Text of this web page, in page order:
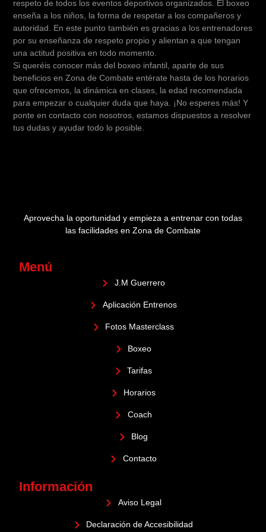
respeto de todos los eventos deportivos organizados. El boxeo
enseña a los niños, la forma de respetar a los compañeros y
autoridad. En este punto también es gracias a los entrenadores
por su enseñanza de respeto propio y alientan a que tengan
una actitud positiva en todo momento.
Si queréis conocer más del boxeo infantil, aparte de sus
beneficios en Zona de Combate entérate hasta de los horarios
que ofrecemos, la dinámica en clases, la edad recomendada
para empezar o cualquier duda que haya. ¡No esperes más! Y
ponte en contacto con nosotros, estamos dispuestos a resolver
tus dudas y ayudar todo lo posible.
Aprovecha la oportunidad y empieza a entrenar con todas
las facilidades en Zona de Combate
Menú
J.M Guerrero
Aplicación Entrenos
Fotos Masterclass
Boxeo
Tarifas
Horarios
Coach
Blog
Contacto
Información
Aviso Legal
Declaración de Accesibilidad